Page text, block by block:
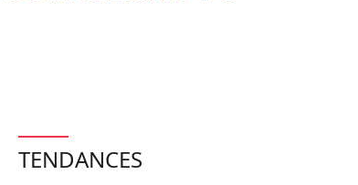
TENDANCES